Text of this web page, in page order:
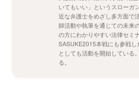
いてもいい」というスローガ
近な弁護士をめざし多方面で
師活動や執筆を通じての未来
の方にわかりやすい法律セミ
SASUKE2015本戦にも参戦
としても活動を開始している
る。